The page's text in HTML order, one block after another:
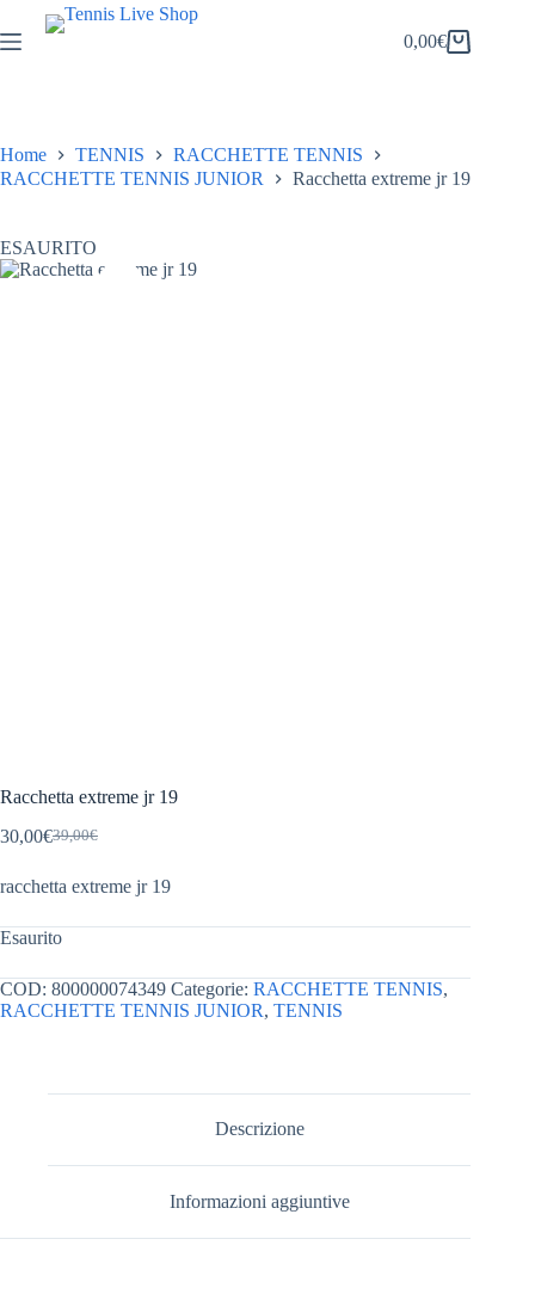
al
contenuto
Carrello
0,00€
Home TENNIS
RACCHETTE TENNIS
RACCHETTE TENNIS JUNIOR
Racchetta extreme jr 19
ESAURITO
Racchetta extreme jr 19
39,00€
Il
originale
39,00€.
30,00€Il
attuale
30,00€.
racchetta extreme jr 19
Esaurito
COD: 800000074349 Categorie: RACCHETTE TENNIS,
RACCHETTE TENNIS JUNIOR, TENNIS
Descrizione
Informazioni aggiuntive